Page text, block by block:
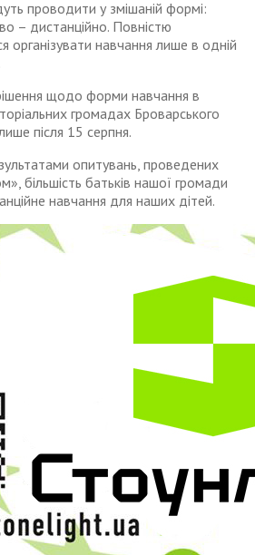
проводити у змішаній формі:
– дистанційно. Повністю
організувати навчання лише в одній
щодо форми навчання в
громадах Броварського
після 15 серпня.
опитувань, проведених
більшість батьків нашої громади
навчання для наших дітей.